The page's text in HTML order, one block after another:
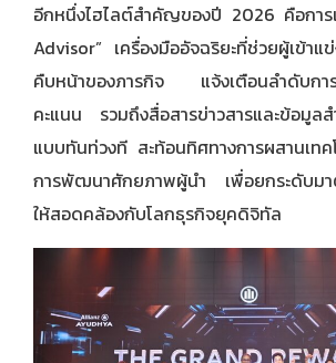
อีกหนึ่งไฮไลต์สำคัญของปี 2026 คือการ
Advisor” เครื่องมืออัจฉริยะที่ช่วยผู้เข้าแข่
คืบหน้าของภารกิจ แจ้งเตือนลำดับการ
คะแนน รวมถึงสื่อสารข่าวสารและข้อมูล
แบบทันท่วงที สะท้อนทิศทางการผสานเท
การพัฒนาศักยภาพผู้นำ เพื่อยกระดับมา
ให้สอดคล้องกับโลกธุรกิจยุคดิจิทัล